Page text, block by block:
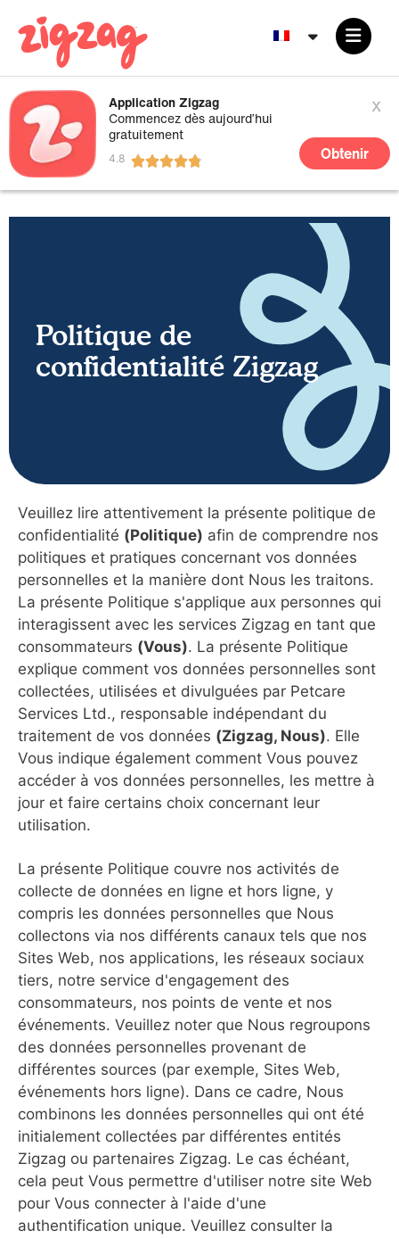
Application Zigzag
Commencez dès aujourd’hui
gratuitement
x
Obtenir
Politique de
confidentialité Zigzag
Veuillez lire attentivement la présente politique de
confidentialité (Politique) afin de comprendre nos
politiques et pratiques concernant vos données
personnelles et la manière dont Nous les traitons.
La présente Politique s'applique aux personnes qui
interagissent avec les services Zigzag en tant que
consommateurs (Vous). La présente Politique
explique comment vos données personnelles sont
collectées, utilisées et divulguées par Petcare
Services Ltd., responsable indépendant du
traitement de vos données (Zigzag, Nous). Elle
Vous indique également comment Vous pouvez
accéder à vos données personnelles, les mettre à
jour et faire certains choix concernant leur
utilisation.
La présente Politique couvre nos activités de
collecte de données en ligne et hors ligne, y
compris les données personnelles que Nous
collectons via nos différents canaux tels que nos
Sites Web, nos applications, les réseaux sociaux
tiers, notre service d'engagement des
consommateurs, nos points de vente et nos
événements. Veuillez noter que Nous regroupons
des données personnelles provenant de
différentes sources (par exemple, Sites Web,
événements hors ligne). Dans ce cadre, Nous
combinons les données personnelles qui ont été
initialement collectées par différentes entités
Zigzag ou partenaires Zigzag. Le cas échéant,
cela peut Vous permettre d'utiliser notre site Web
pour Vous connecter à l'aide d'une
authentification unique. Veuillez consulter la